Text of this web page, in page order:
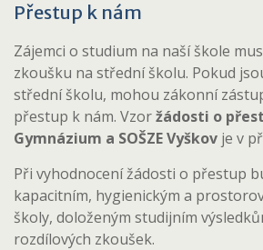
Přestup k nám
Zájemci o studium na naší škole
zkoušku na střední školu. Pokud
střední školu, mohou zákonní
přestup k nám. Vzoržádosti o
Gymnázium a SOŠZE Vyškov je v
Při vyhodnocení žádosti o přestup
kapacitním, hygienickým a
školy, doloženým studijním
rozdílových zkoušek.